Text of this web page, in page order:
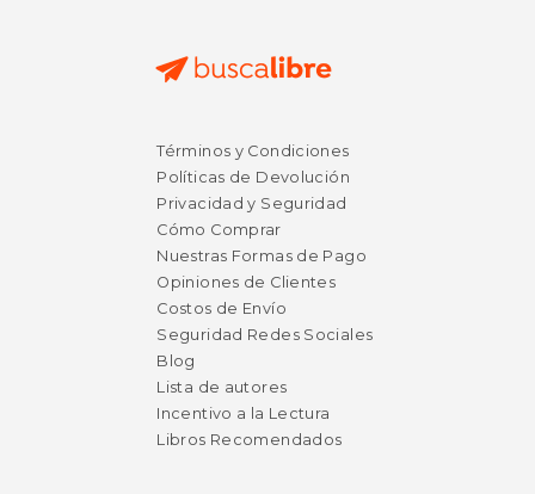
Términos y Condiciones
Políticas de Devolución
Privacidad y Seguridad
Cómo Comprar
Nuestras Formas de Pago
Opiniones de Clientes
Costos de Envío
Seguridad Redes Sociales
Blog
Lista de autores
Incentivo a la Lectura
Libros Recomendados